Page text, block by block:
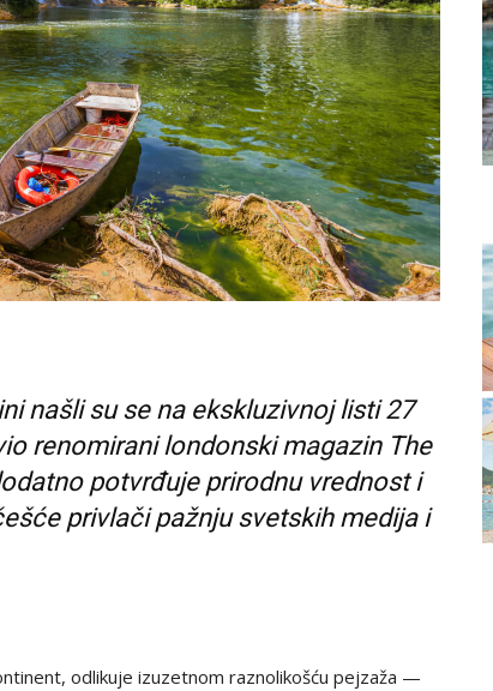
našli su se na ekskluzivnoj listi 27
renomirani londonski magazin The
potvrđuje prirodnu vrednost i
privlači pažnju svetskih medija i
odlikuje izuzetnom raznolikošću pejzaža —